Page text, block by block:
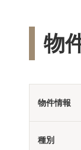
物
物件情報
種別